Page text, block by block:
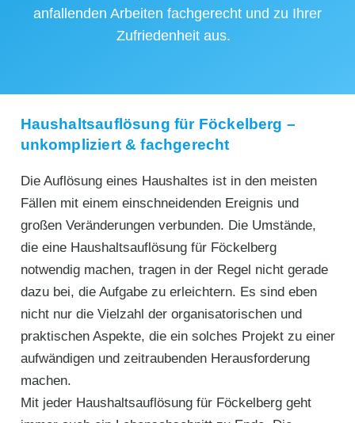
anfallenden Arbeiten fachgerecht und zu Ihrer
Zufriedenheit aus.
Haushaltsauflösung für Föckelberg –
unkompliziert & fachgerecht
Die Auflösung eines Haushaltes ist in den meisten
Fällen mit einem einschneidenden Ereignis und
großen Veränderungen verbunden. Die Umstände,
die eine Haushaltsauflösung für Föckelberg
notwendig machen, tragen in der Regel nicht gerade
dazu bei, die Aufgabe zu erleichtern. Es sind eben
nicht nur die Vielzahl der organisatorischen und
praktischen Aspekte, die ein solches Projekt zu einer
aufwändigen und zeitraubenden Herausforderung
machen.
Mit jeder Haushaltsauflösung für Föckelberg geht